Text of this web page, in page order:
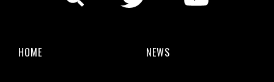
HOME NEWS